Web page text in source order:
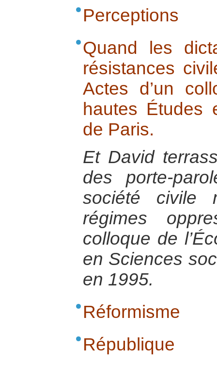
Perceptions
Quand les
résistances
Actes d’un
hautes Études
de Paris.
Et David
des porte-
société civile
régimes
colloque de
en Sciences
en 1995.
Réformisme
République